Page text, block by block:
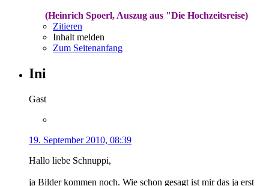
(Heinrich Spoerl, Auszug aus "Die Hochzeitsreise)
Zitieren
Inhalt melden
Zum Seitenanfang
Ini
Gast
19. September 2010, 08:39
Hallo liebe Schnuppi,
ja Bilder kommen noch. Wie schon gesagt ist mir das ja erst